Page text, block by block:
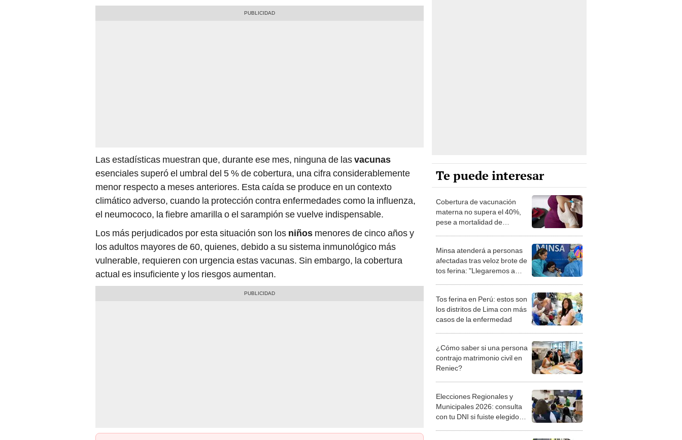
Las estadísticas muestran que, durante ese mes, ninguna de lasvacunas
esenciales superó el umbral del 5 % de cobertura, una cifra considerablemente
menor respecto a meses anteriores. Esta caída se produce en un contexto
climático adverso, cuando la protección contra enfermedades como la influenza,
el neumococo, la fiebre amarilla o el sarampión se vuelve indispensable.
Los más perjudicados por esta situación son los niños menores de cinco años y
los adultos mayores de 60, quienes, debido a su sistema inmunológico más
vulnerable, requieren con urgencia estas vacunas. Sin embargo, la cobertura
actual es insuficiente y los riesgos aumentan.
Te puede interesar
Cobertura de vacunación
materna no supera el 40%,
pese a mortalidad de
Minsa atenderá a personas
afectadas tras veloz brote de
tos ferina: "Llegaremos a
Tos ferina en Perú: estos son
los distritos de Lima con más
casos de la enfermedad
¿Cómo saber si una persona
contrajo matrimonio civil en
Reniec?
Elecciones Regionales y
Municipales 2026: consulta
con tu DNI si fuiste elegido